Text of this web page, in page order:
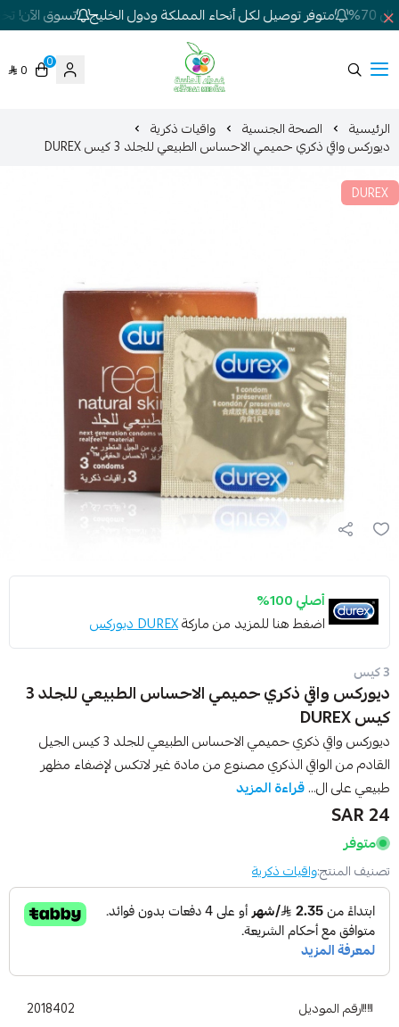
متوفر توصيل لكل أنحاء المملكة ودول الخليج تسوق الآن!
شركة غيداء المتطورة الطبية
0
0
الرئيسية الصحة الجنسية واقيات ذكرية
ديوركس واقي ذكري حميمي الاحساس الطبيعي للجلد 3 كيس DUREX
DUREX
أصلي 100%
اضغط هنا للمزيد من ماركةDUREX ديوركس
3 كيس
ديوركس واقي ذكري حميمي الاحساس الطبيعي للجلد 3
كيس DUREX
ديوركس واقي ذكري حميمي الاحساس الطبيعي للجلد 3 كيس الجيل
القادم من الواقي الذكري مصنوع من مادة غير لاتكس لإضفاء مظهر
طبيعي على ال...قراءة المزيد
24 SAR
متوفر
تصنيف المنتج:واقيات ذكرية
رقم الموديل 2018402